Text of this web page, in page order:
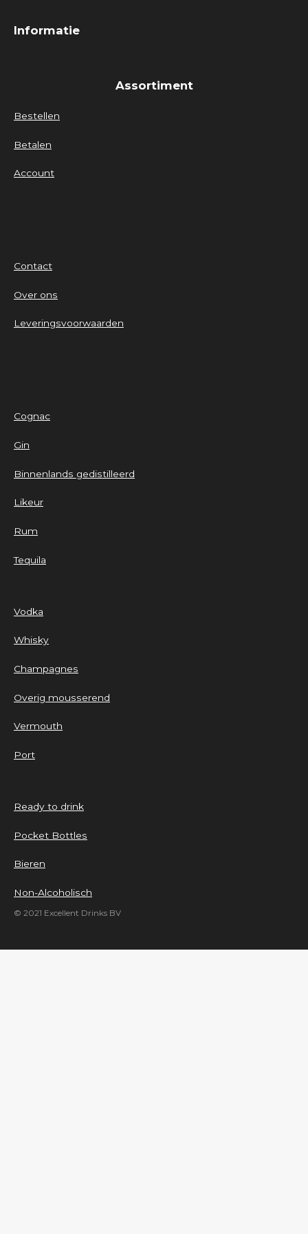
Informatie
Assortiment
Bestellen
Betalen
Account
Contact
Over ons
Leveringsvoorwaarden
Cognac
Gin
Binnenlands gedistilleerd
Likeur
Rum
Tequila
Vodka
Whisky
Champagnes
Overig mousserend
Vermouth
Port
Ready to drink
Pocket Bottles
Bieren
Non-Alcoholisch
© 2021 Excellent Drinks BV